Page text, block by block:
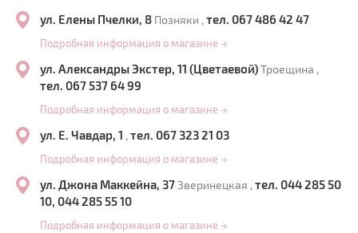
ул. Елены Пчелки, 8 Позняки , тел. 067 486 42 47
Подробная информация о магазине →
ул. Александры Экстер, 11 (Цветаевой)Троещина ,
тел. 067 537 64 99
Подробная информация о магазине →
ул. Е. Чавдар, 1 , тел. 067 323 21 03
Подробная информация о магазине →
ул. Джона Маккейна, 37 Зверинецкая , тел. 044 285 50
10, 044 285 55 10
Подробная информация о магазине →